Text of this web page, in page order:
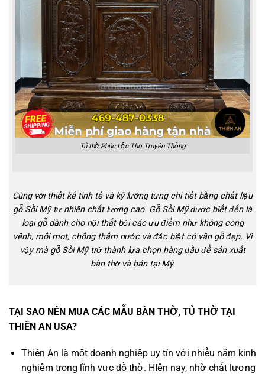
Tủ thờ Phúc Lộc Thọ Truyền Thống
Cùng với thiết kế tinh tế và kỹ lưỡng từng chi tiết bằng chất liệu
gỗ Sồi Mỹ tự nhiên chất lượng cao. Gỗ Sồi Mỹ được biết đến là
loại gỗ dành cho nội thất bởi các ưu điểm như không cong
vênh, mối mọt, chống thấm nước và đặc biệt có vân gỗ đẹp. Vì
vậy mà gỗ Sồi Mỹ trở thành lựa chọn hàng đầu để sản xuất
bàn thờ và bán tại Mỹ.
TẠI SAO NÊN MUA CÁC MẪU BÀN THỜ, TỦ THỜ TẠI
THIÊN AN USA?
Thiên An là một doanh nghiệp uy tín với nhiều năm kinh
nghiệm trong lĩnh vực đồ thờ. HIện nay, nhờ chất lượng